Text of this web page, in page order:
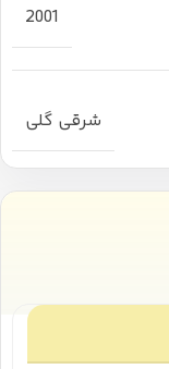
2001
شرقی گلی